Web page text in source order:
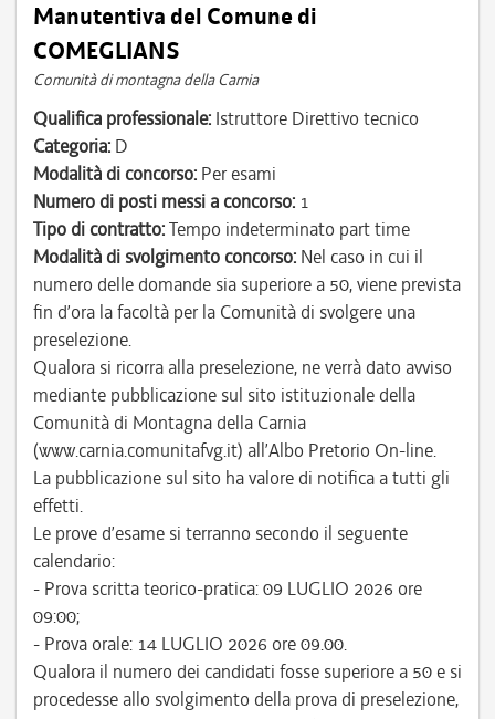
Manutentiva del Comune di
COMEGLIANS
Comunità di montagna della Carnia
Qualifica professionale: Istruttore Direttivo tecnico
Categoria: D
Modalità di concorso: Per esami
Numero di posti messi a concorso: 1
Tipo di contratto:Tempo indeterminato part time
Modalità di svolgimento concorso: Nel caso in cui il
numero delle domande sia superiore a 50, viene prevista
fin d’ora la facoltà per la Comunità di svolgere una
preselezione.
Qualora si ricorra alla preselezione, ne verrà dato avviso
mediante pubblicazione sul sito istituzionale della
Comunità di Montagna della Carnia
(www.carnia.comunitafvg.it) all’Albo Pretorio On-line.
La pubblicazione sul sito ha valore di notifica a tutti gli
effetti.
Le prove d’esame si terranno secondo il seguente
calendario:
- Prova scritta teorico-pratica: 09 LUGLIO 2026 ore
09:00;
- Prova orale: 14 LUGLIO 2026 ore 09.00.
Qualora il numero dei candidati fosse superiore a 50 e si
procedesse allo svolgimento della prova di preselezione,